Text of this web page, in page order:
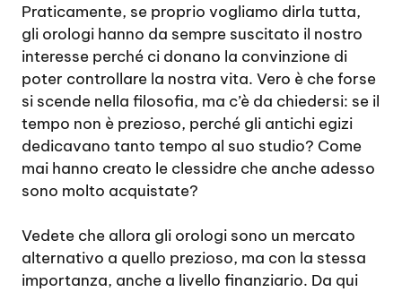
Praticamente, se proprio vogliamo dirla tutta,
gli orologi hanno da sempre suscitato il nostro
interesse perché ci donano la convinzione di
poter controllare la nostra vita. Vero è che forse
si scende nella filosofia, ma c’è da chiedersi: se il
tempo non è prezioso, perché gli antichi egizi
dedicavano tanto tempo al suo studio? Come
mai hanno creato le clessidre che anche adesso
sono molto acquistate?
Vedete che allora gli orologi sono un mercato
alternativo a quello prezioso, ma con la stessa
importanza, anche a livello finanziario. Da qui